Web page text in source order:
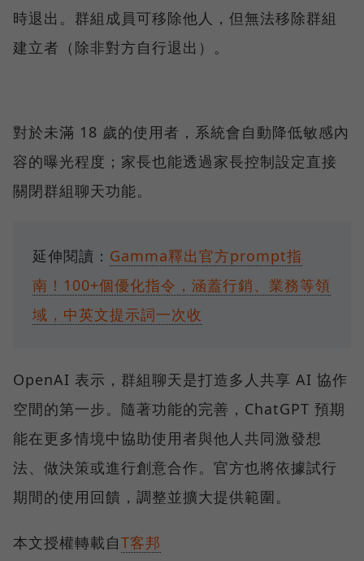
時退出。群組成員可移除他人，但無法移除群組
建立者（除非對方自行退出）。
對於未滿 18 歲的使用者，系統會自動降低敏感內
容的曝光程度；家長也能透過家長控制設定直接
關閉群組聊天功能。
延伸閱讀： Gamma釋出官方prompt指
南！100+個優化指令，涵蓋行銷、業務等領
域，中英文提示詞一次收
OpenAI 表示，群組聊天是打造多人共享 AI 協作
空間的第一步。隨著功能的完善，ChatGPT 預期
能在更多情境中協助使用者與他人共同激發想
法、做決策或進行創意合作。官方也將依據試行
期間的使用回饋，調整並擴大提供範圍。
本文授權轉載自T客邦